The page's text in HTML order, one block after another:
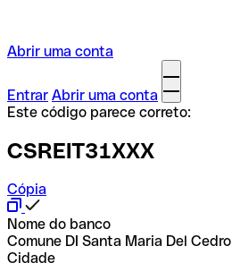
Abrir uma conta
Entrar Abrir uma conta
Este código parece correto:
CSREIT31XXX
Cópia
Nome do banco
Comune DI Santa Maria Del Cedro
Cidade